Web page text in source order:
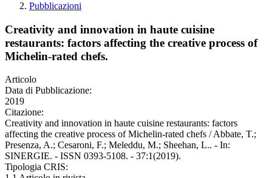
Pubblicazioni
Creativity and innovation in haute cuisine
restaurants: factors affecting the creative process of
Michelin-rated chefs.
Articolo
Data di Pubblicazione:
2019
Citazione:
Creativity and innovation in haute cuisine restaurants: factors
affecting the creative process of Michelin-rated chefs / Abbate, T.;
Presenza, A.; Cesaroni, F.; Meleddu, M.; Sheehan, L.. - In:
SINERGIE. - ISSN 0393-5108. - 37:1(2019).
Tipologia CRIS: